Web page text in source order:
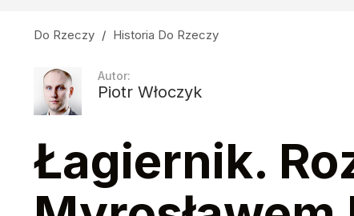
Do Rzeczy / Historia Do Rzeczy
Autor:
Piotr Włoczyk
Łagiernik.